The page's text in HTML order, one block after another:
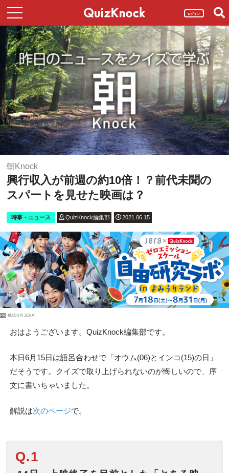
ログイン
朝Knock
興行収入が前週の約10倍！？前代未聞の
スパートを見せた映画は？
時事・ニュース QuizKnock編集部 2021.06.15
PR 株式会社JERA
おはようございます。QuizKnock編集部です。
本日6月15日は語呂合わせで「オウム(06)とインコ(15)の日」
だそうです。クイズで取り上げられないのが悔しいので、序
文に書いちゃいました。
解説は次のページで。
Q.1